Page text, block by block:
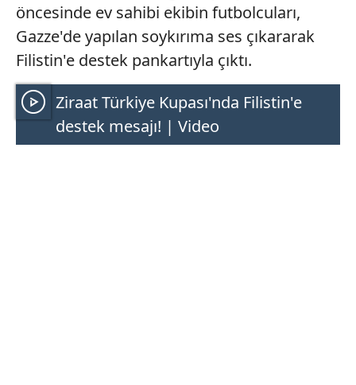
öncesinde ev sahibi ekibin futbolcuları,
Gazze'de yapılan soykırıma ses çıkararak
Filistin'e destek pankartıyla çıktı.
Ziraat Türkiye Kupası'nda Filistin'e
destek mesajı! | Video